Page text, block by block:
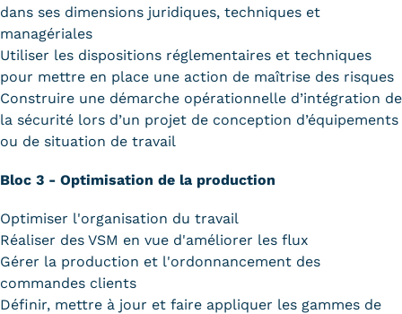
dans ses dimensions juridiques, techniques et
managériales
Utiliser les dispositions réglementaires et techniques
pour mettre en place une action de maîtrise des risques
Construire une démarche opérationnelle d’intégration de
la sécurité lors d’un projet de conception d’équipements
ou de situation de travail
Bloc 3 - Optimisation de la production
Optimiser l'organisation du travail
Réaliser des VSM en vue d'améliorer les flux
Gérer la production et l'ordonnancement des
commandes clients
Définir, mettre à jour et faire appliquer les gammes de